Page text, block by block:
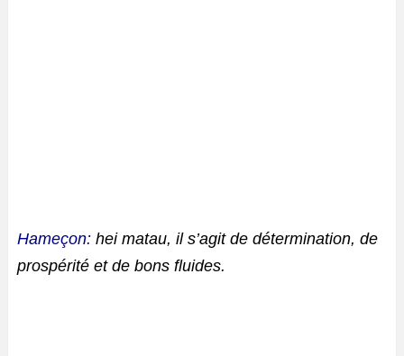
Hameçon: hei matau, il s’agit de détermination, de
prospérité et de bons fluides.